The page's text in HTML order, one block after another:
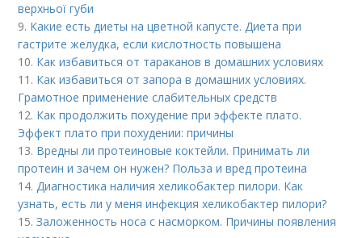
верхньої губи
9. Какие есть диеты на цветной капусте. Диета при
гастрите желудка, если кислотность повышена
10. Как избавиться от тараканов в домашних условиях
11. Как избавиться от запора в домашних условиях.
Грамотное применение слабительных средств
12. Как продолжить похудение при эффекте плато.
Эффект плато при похудении: причины
13. Вредны ли протеиновые коктейли. Принимать ли
протеин и зачем он нужен? Польза и вред протеина
14.Диагностика наличия хеликобактер пилори. Как
узнать, есть ли у меня инфекция хеликобактер пилори?
15.Заложенность носа с насморком. Причины появления